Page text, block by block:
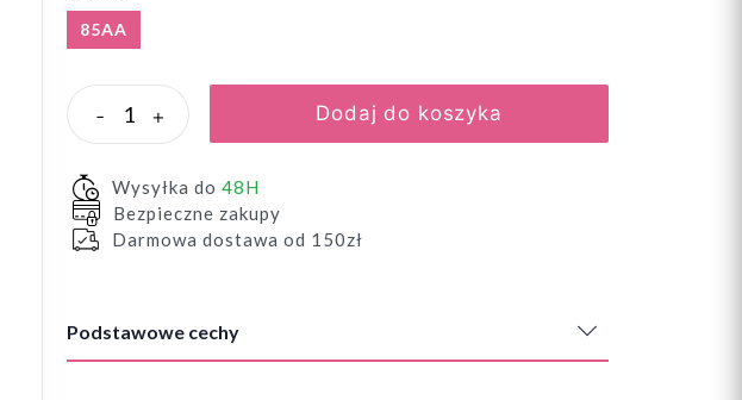
85AA
- + Dodaj do koszyka
Wysyłka do 48H
Bezpieczne zakupy
Darmowa dostawa od 150zł
Podstawowe cechy